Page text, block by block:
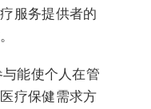
服务提供者的
与能使个人在管
疗保健需求方